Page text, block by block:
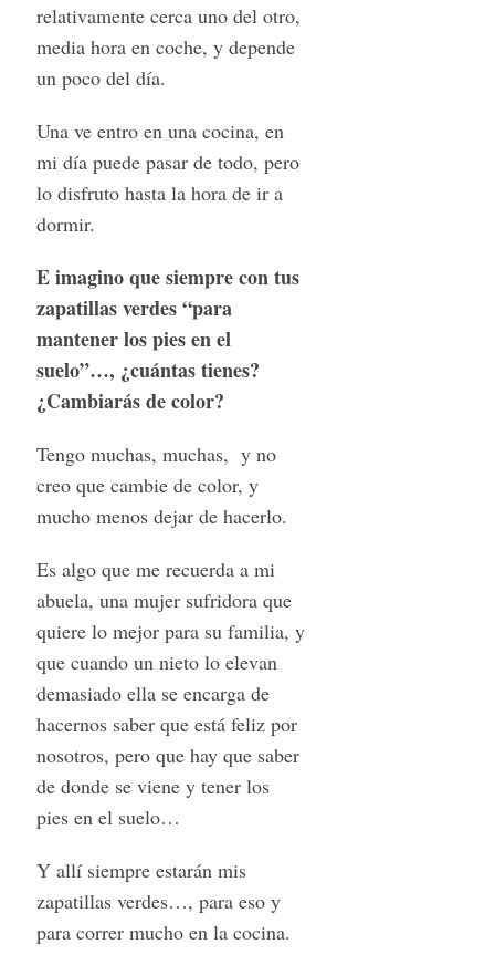
relativamente cerca uno del otro,
media hora en coche, y depende
un poco del día.
Una ve entro en una cocina, en
mi día puede pasar de todo, pero
lo disfruto hasta la hora de ir a
dormir.
E imagino que siempre con tus
zapatillas verdes “para
mantener los pies en el
suelo”…, ¿cuántas tienes?
¿Cambiarás de color?
Tengo muchas, muchas, y no
creo que cambie de color, y
mucho menos dejar de hacerlo.
Es algo que me recuerda a mi
abuela, una mujer sufridora que
quiere lo mejor para su familia, y
que cuando un nieto lo elevan
demasiado ella se encarga de
hacernos saber que está feliz por
nosotros, pero que hay que saber
de donde se viene y tener los
pies en el suelo…
Y allí siempre estarán mis
zapatillas verdes…, para eso y
para correr mucho en la cocina.